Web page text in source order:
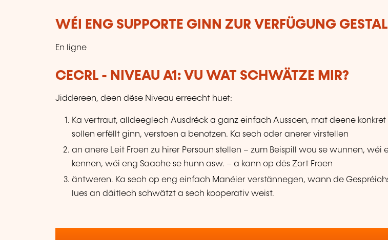
WÉI ENG SUPPORTE GINN ZUR VERFÜGUNG
En ligne
CECRL - NIVEAU A1: VU WAT SCHWÄTZE MIR?
Jiddereen, deen dëse Niveau erreecht huet:
Ka vertraut, alldeeglech Ausdréck a ganz einfach Aussoen, mat deene konkret
sollen erfëllt ginn, verstoen a benotzen. Ka sech oder anerer virstellen
an anere Leit Froen zu hirer Persoun stellen – zum Beispill wou se wunnen, wéi
kennen, wéi eng Saache se hunn asw. – a kann op dës Zort Froen
äntweren. Ka sech op eng einfach Manéier verstännegen, wann de
lues an däitlech schwätzt a sech kooperativ weist.